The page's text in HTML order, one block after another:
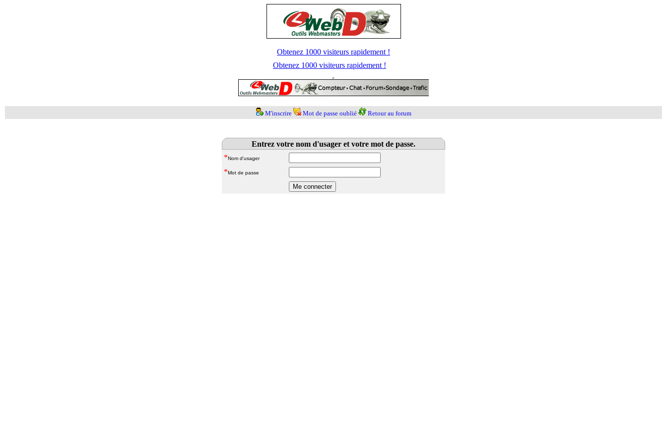
Obtenez 1000 visiteurs rapidement !
Obtenez 1000 visiteurs rapidement !
M'inscrire Mot de passe oublié Retour au forum
Entrez votre nom d'usager et votre mot de passe.
*Nom d'usager
*Mot de passe